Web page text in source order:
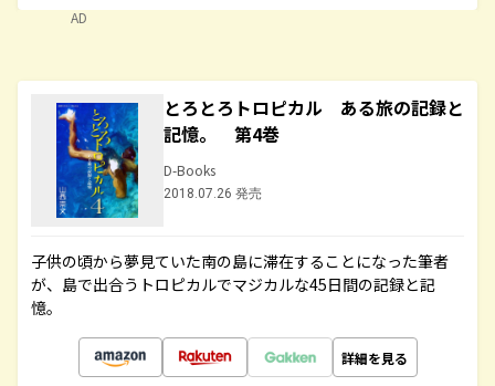
AD
とろとろトロピカル ある旅の記録と
記憶。 第4巻
D-Books
2018.07.26 発売
子供の頃から夢見ていた南の島に滞在することになった筆者
が、島で出合うトロピカルでマジカルな45日間の記録と記
憶。
詳細を見る